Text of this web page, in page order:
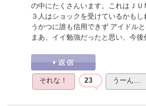
の中にたくさんいます。これはＪＵ
３人はショックを受けているかもし
うかつに誰も信用できず アイドル
まあ、イイ勉強だったと思い、今後
それな！ 23 うーん…